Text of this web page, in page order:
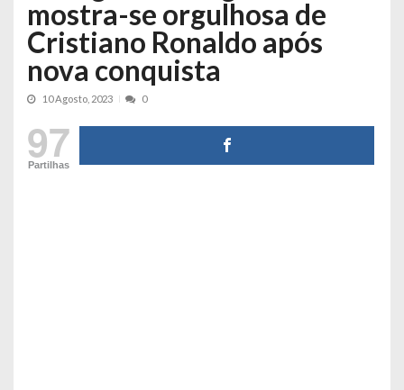
mostra-se orgulhosa de
Cristiano Ronaldo após
nova conquista
10 Agosto, 2023 0
97
Partilhas